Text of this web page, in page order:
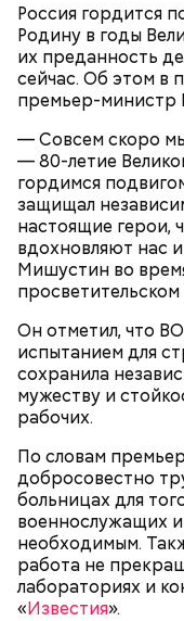
Россия гордится
Родину в годы
их преданность
сейчас. Об этом в
премьер-министр
— Совсем скоро
— 80-летие
гордимся
защищал
настоящие герои,
вдохновляют нас
Мишустин во
Он отметил, что
испытанием для
сохранила
мужеству и
рабочих.
По словам
добросовестно
больницах для
военнослужащих
необходимым.
работа не
лабораториях и
«Известия».
Спагетти из
Ингредиенты:
— В дыне
представлен
хорошо, потому
Ранние плоды, по